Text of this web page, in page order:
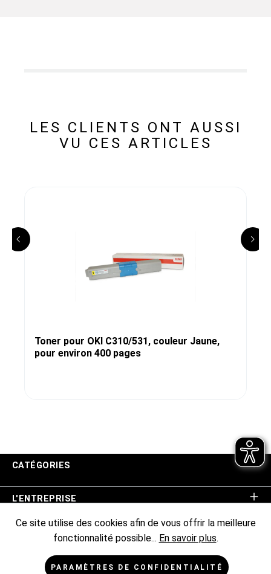
LES CLIENTS ONT AUSSI
VU CES ARTICLES
Toner pour OKI C310/531, couleur Jaune,
pour environ 400 pages
CATÉGORIES
L'ENTREPRISE
ASSISTANCE BOUTIQUE
INFORMATIONS
Ce site utilise des cookies afin de vous offrir la meilleure
fonctionnalité possible... En savoir plus.
PARAMÈTRES DE CONFIDENTIALITÉ